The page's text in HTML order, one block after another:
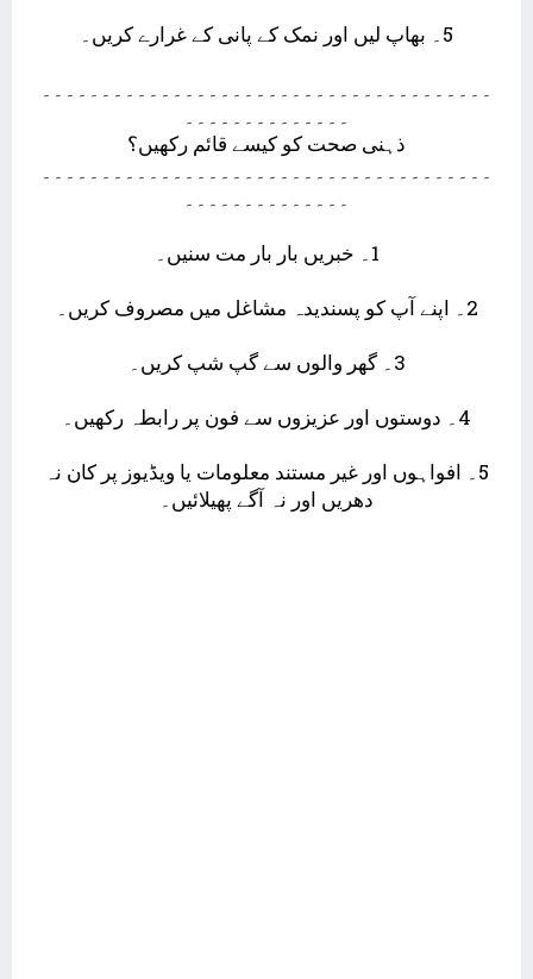
5۔ بھاپ لیں اور نمک کے پانی کے غرارے کریں۔
۔۔۔۔۔۔۔۔۔۔۔۔۔۔۔۔۔۔۔۔۔۔۔۔۔۔۔۔۔۔۔۔۔۔۔۔۔۔
۔۔۔۔۔۔۔۔۔۔۔۔۔۔
ذہنی صحت کو کیسے قائم رکھیں؟
۔۔۔۔۔۔۔۔۔۔۔۔۔۔۔۔۔۔۔۔۔۔۔۔۔۔۔۔۔۔۔۔۔۔۔۔۔۔
۔۔۔۔۔۔۔۔۔۔۔۔۔۔
1۔ خبریں بار بار مت سنیں۔
2۔ اپنے آپ کو پسندیدہ مشاغل میں مصروف کریں۔
3۔ گھر والوں سے گپ شپ کریں۔
4۔ دوستوں اور عزیزوں سے فون پر رابطہ رکھیں۔
5۔ افواہوں اور غیر مستند معلومات یا ویڈیوز پر کان نہ
دھریں اور نہ آگے پھیلائیں۔